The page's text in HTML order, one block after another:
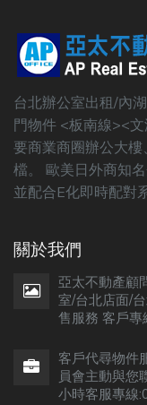
台北辦公室出租/內
門物件 <板南線><
要商業商圈辦公大
檔。 歐美日外商知
並配合E化即時配對
關於我們
亞太不動產顧
室/台北店面/
售服務 客戶
客戶代尋物件
員會主動與您
小時客服專線